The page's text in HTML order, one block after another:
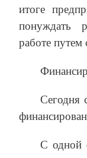
итоге
понуждать
работе
Сегодня
С одной